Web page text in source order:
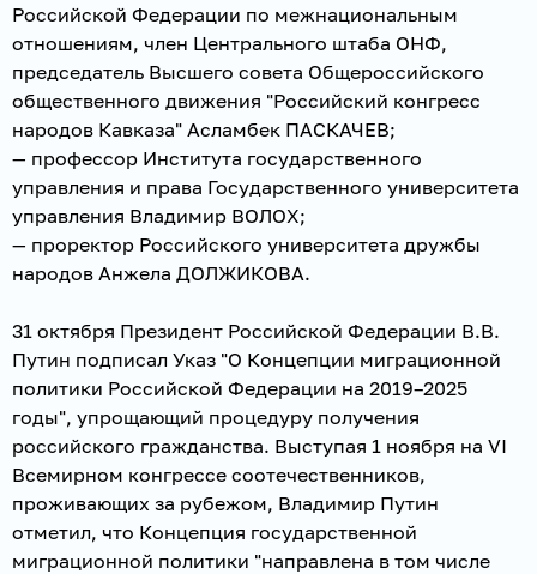
Российской Федерации по межнациональным
отношениям, член Центрального штаба ОНФ,
председатель Высшего совета Общероссийского
общественного движения "Российский конгресс
народов Кавказа" Асламбек ПАСКАЧЕВ;
— профессор Института государственного
управления и права Государственного университета
управления Владимир ВОЛОХ;
— проректор Российского университета дружбы
народов Анжела ДОЛЖИКОВА.
31 октября Президент Российской Федерации В.В.
Путин подписал Указ "О Концепции миграционной
политики Российской Федерации на 2019–2025
годы", упрощающий процедуру получения
российского гражданства. Выступая 1 ноября на VI
Всемирном конгрессе соотечественников,
проживающих за рубежом, Владимир Путин
отметил, что Концепция государственной
миграционной политики "направлена в том числе